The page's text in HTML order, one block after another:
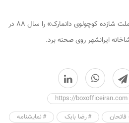
رضا بابک آخرین بار نمایش «هملت شازده کوچولوی دانمارک» را سال ۸۸ در
ایرانشهر روی صحنه برد.
https://boxofficeiran.com
رضا بابک
نمایشنامه